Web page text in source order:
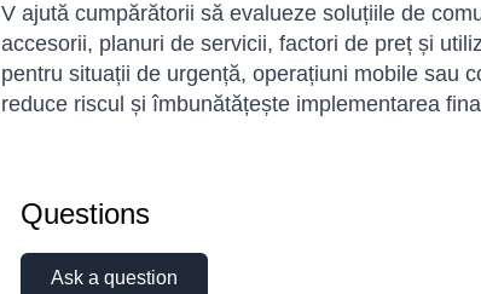
V ajută cumpărătorii să evalueze soluțiile de
accesorii, planuri de servicii, factori de preț și
pentru situații de urgență, operațiuni mobile sau
reduce riscul și îmbunătățește implementarea
Questions
Ask a question